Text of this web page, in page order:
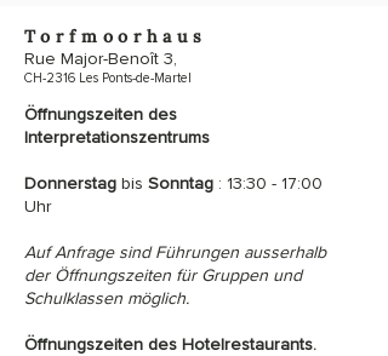
Torfmoorhaus
Rue Major-Benoît 3,
CH-2316 Les Ponts-de-Martel
Öffnungszeiten des
Interpretationszentrums
Donnerstag bis Sonntag : 13:30 - 17:00
Uhr
Auf Anfrage sind Führungen ausserhalb
der Öffnungszeiten für Gruppen und
Schulklassen möglich.
Öffnungszeiten des Hotelrestaurants.